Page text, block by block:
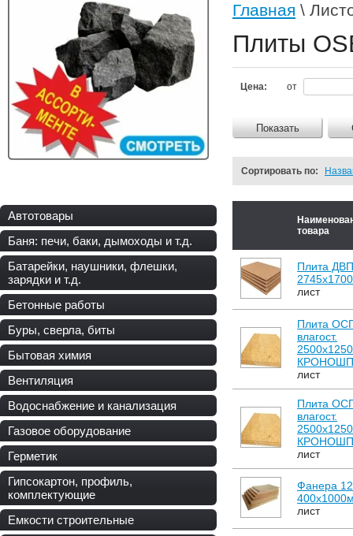
Автотовары
Баня: печи, баки, дымоходы и т.д.
Батарейки, наушники, флешки,
зарядки и т.д.
Бетонные работы
Буры, сверла, биты
Бытовая химия
Вентиляция
Водоснабжение и канализация
Газовое оборудование
Герметик
Гипсокартон, профиль,
комплектующие
Емкости строительные
Главная \
Плиты
Цена: от
Показать
Сортировать по:
товара
Плита ДВП
лист
Плита
влагост.
лист
Плита
влагост.
лист
Фанера
лист